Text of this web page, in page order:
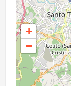
+
−